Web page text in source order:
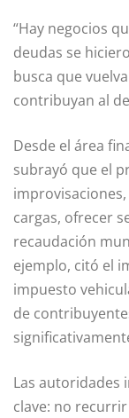
“Hay negocios
deudas se
busca que
contribuyan al
Desde el área
subrayó que el
cargas, ofrecer
recaudación
ejemplo, citó el
impuesto
de
Las autoridades
clave: no